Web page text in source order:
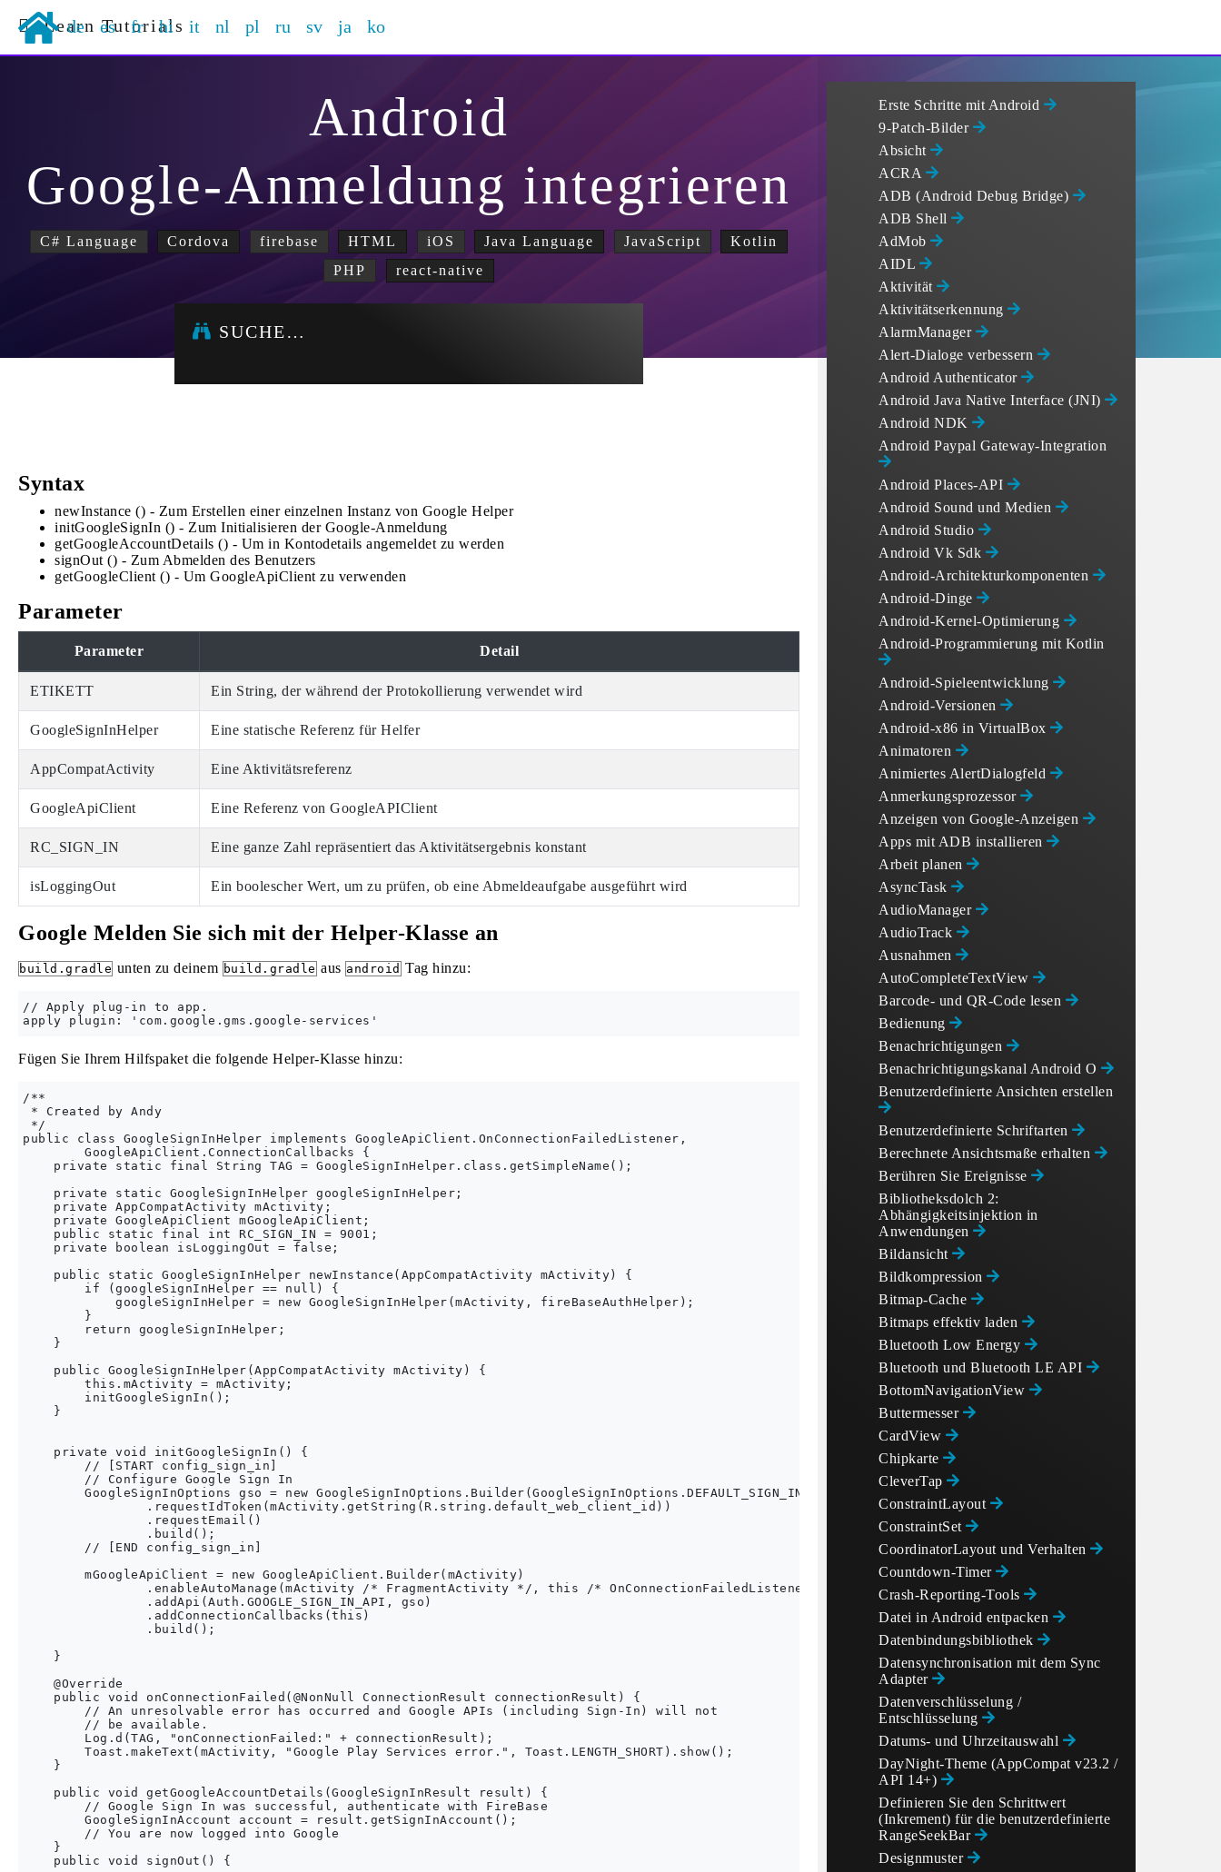
Learn Tutorials
de es fr hi it nl pl ru sv ja ko
Android
Google-Anmeldung integrieren
C# Language Cordova firebase HTML iOS Java Language JavaScript
Kotlin
PHP
react-native
SUCHE…
Syntax
newInstance () - Zum Erstellen einer einzelnen Instanz von Google Helper
initGoogleSignIn () - Zum Initialisieren der Google-Anmeldung
getGoogleAccountDetails () - Um in Kontodetails angemeldet zu werden
signOut () - Zum Abmelden des Benutzers
getGoogleClient () - Um GoogleApiClient zu verwenden
Parameter
Parameter Detail
ETIKETT Ein String, der während der Protokollierung verwendet wird
GoogleSignInHelper Eine statische Referenz für Helfer
AppCompatActivity Eine Aktivitätsreferenz
GoogleApiClient Eine Referenz von GoogleAPIClient
RC_SIGN_IN Eine ganze Zahl repräsentiert das Aktivitätsergebnis konstant
isLoggingOut Ein boolescher Wert, um zu prüfen, ob eine Abmeldeaufgabe ausgeführt wird
Google Melden Sie sich mit der Helper-Klasse an
build.gradle unten zu deinem build.gradle aus android Tag hinzu:
// Apply plug-in to app.
Fügen Sie Ihrem Hilfspaket die folgende Helper-Klasse hinzu:
/**
* Created by Andy
*/
public class GoogleSignInHelper implements GoogleApiClient.OnConnectionFailedListener,
        GoogleApiClient.ConnectionCallbacks {
    private static final String TAG = GoogleSignInHelper.class.getSimpleName();
    private static GoogleSignInHelper googleSignInHelper;
    private AppCompatActivity mActivity;
    private GoogleApiClient mGoogleApiClient;
    public static final int RC_SIGN_IN = 9001;
    private boolean isLoggingOut = false;
    public static GoogleSignInHelper newInstance(AppCompatActivity mActivity) {
        if (googleSignInHelper == null) {
            googleSignInHelper = new GoogleSignInHelper(mActivity, fireBaseAuthHelper);
        }
        return googleSignInHelper;
    }
    public GoogleSignInHelper(AppCompatActivity mActivity) {
        this.mActivity = mActivity;
        initGoogleSignIn();
    }
    private void initGoogleSignIn() {
        // [START config_sign_in]
        // Configure Google Sign In
        GoogleSignInOptions gso = new GoogleSignInOptions.Builder(GoogleSignInOptions.DEFAULT_SIGN_IN)
                .requestIdToken(mActivity.getString(R.string.default_web_client_id))
                .requestEmail()
                .build();
        // [END config_sign_in]
        mGoogleApiClient = new GoogleApiClient.Builder(mActivity)
                .enableAutoManage(mActivity /* FragmentActivity */, this /* OnConnectionFailedListener */)
                .addApi(Auth.GOOGLE_SIGN_IN_API, gso)
                .addConnectionCallbacks(this)
                .build();
    }
    @Override
    public void onConnectionFailed(@NonNull ConnectionResult connectionResult) {
        // An unresolvable error has occurred and Google APIs (including Sign-In) will not
        // be available.
        Log.d(TAG, "onConnectionFailed:" + connectionResult);
        Toast.makeText(mActivity, "Google Play Services error.", Toast.LENGTH_SHORT).show();
    }
    public void getGoogleAccountDetails(GoogleSignInResult result) {
        // Google Sign In was successful, authenticate with FireBase
        GoogleSignInAccount account = result.getSignInAccount();
        // You are now logged into Google
    }
    public void signOut() {
Erste Schritte mit Android
9-Patch-Bilder
Absicht
ACRA
ADB (Android Debug Bridge)
ADB Shell
AdMob
AIDL
Aktivität
Aktivitätserkennung
AlarmManager
Alert-Dialoge verbessern
Android Authenticator
Android Java Native Interface (JNI)
Android NDK
Android Paypal Gateway-Integration
Android Places-API
Android Sound und Medien
Android Studio
Android Vk Sdk
Android-Architekturkomponenten
Android-Dinge
Android-Kernel-Optimierung
Android-Programmierung mit Kotlin
Android-Spieleentwicklung
Android-Versionen
Android-x86 in VirtualBox
Animatoren
Animiertes AlertDialogfeld
Anmerkungsprozessor
Anzeigen von Google-Anzeigen
Apps mit ADB installieren
Arbeit planen
AsyncTask
AudioManager
AudioTrack
Ausnahmen
AutoCompleteTextView
Barcode- und QR-Code lesen
Bedienung
Benachrichtigungen
Benachrichtigungskanal Android O
Benutzerdefinierte Ansichten erstellen
Benutzerdefinierte Schriftarten
Berechnete Ansichtsmaße erhalten
Berühren Sie Ereignisse
Bibliotheksdolch 2:
Abhängigkeitsinjektion in
Anwendungen
Bildansicht
Bildkompression
Bitmap-Cache
Bitmaps effektiv laden
Bluetooth Low Energy
Bluetooth und Bluetooth LE API
BottomNavigationView
Buttermesser
CardView
Chipkarte
CleverTap
ConstraintLayout
ConstraintSet
CoordinatorLayout und Verhalten
Countdown-Timer
Crash-Reporting-Tools
Datei in Android entpacken
Datenbindungsbibliothek
Datensynchronisation mit dem Sync
Adapter
Datenverschlüsselung /
Entschlüsselung
Datums- und Uhrzeitauswahl
DayNight-Theme (AppCompat v23.2 /
API 14+)
Definieren Sie den Schrittwert
(Inkrement) für die benutzerdefinierte
RangeSeekBar
Designmuster